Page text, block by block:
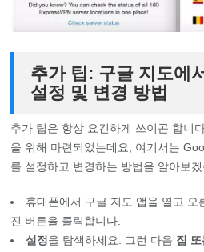
추가 팁: 구글 지도에
설정 및 변경 방법
추가 팁은 항상 요긴하게 쓰이곤 합니
을 위해 마련되었는데요, 여기서는
를 설정하고 변경하는 방법을 알아보겠
휴대폰에서 구글 지도 앱을 열고
진 버튼을 클릭합니다.
설정을 탐색하세요. 그런 다음 집